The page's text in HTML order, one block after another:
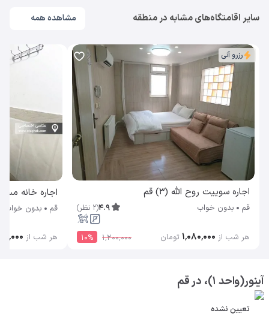
سایر اقامتگاه‌های مشابه در منطقه مشاهده همه
رزرو آنی
اجاره سوییت روح الله (3) قم
قم بدون خواب 4.9
(
2 نظر)
۱٬۲۰۰٬۰۰۰ 10% هر شب از ۱٬۰۸۰٬۰۰۰ تومان
اجاره خانه
قم بدون خواب
هر شب از
آینور(واحد 1)، در قم
تعیین نشده